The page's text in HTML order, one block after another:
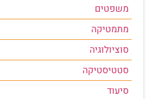
משפטים
מתמטיקה
סוציולוגיה
סטטיסטיקה
סיעוד